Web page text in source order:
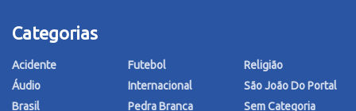
Categorias
Acidente
Áudio
Brasil
Futebol
Internacional
Pedra Branca
Religião
São João Do Portal
Sem Categoria